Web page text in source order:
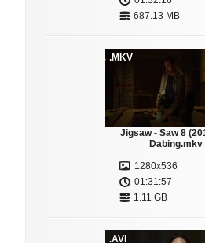
687.13 MB
.MKV
Jigsaw - Saw 8
Dabing.mkv
1280x536
01:31:57
1.11 GB
.AVI